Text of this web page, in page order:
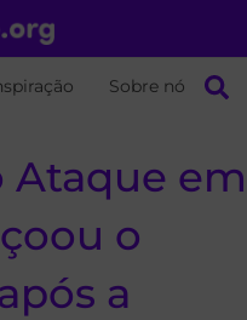
Sobre nós
Ataque em
o
a